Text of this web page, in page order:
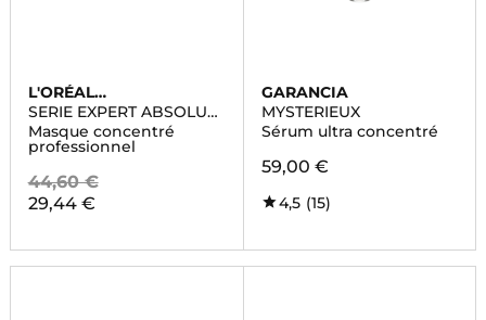
L'ORÉAL
PROFESSIONNEL
SERIE EXPERT ABSOLUT
REPAIR MOLECULAR
Masque concentré
professionnel
44,60 €
29,44 €
GARANCIA
MYSTERIEUX
Sérum ultra concentré
59,00 €
4,5 (15)